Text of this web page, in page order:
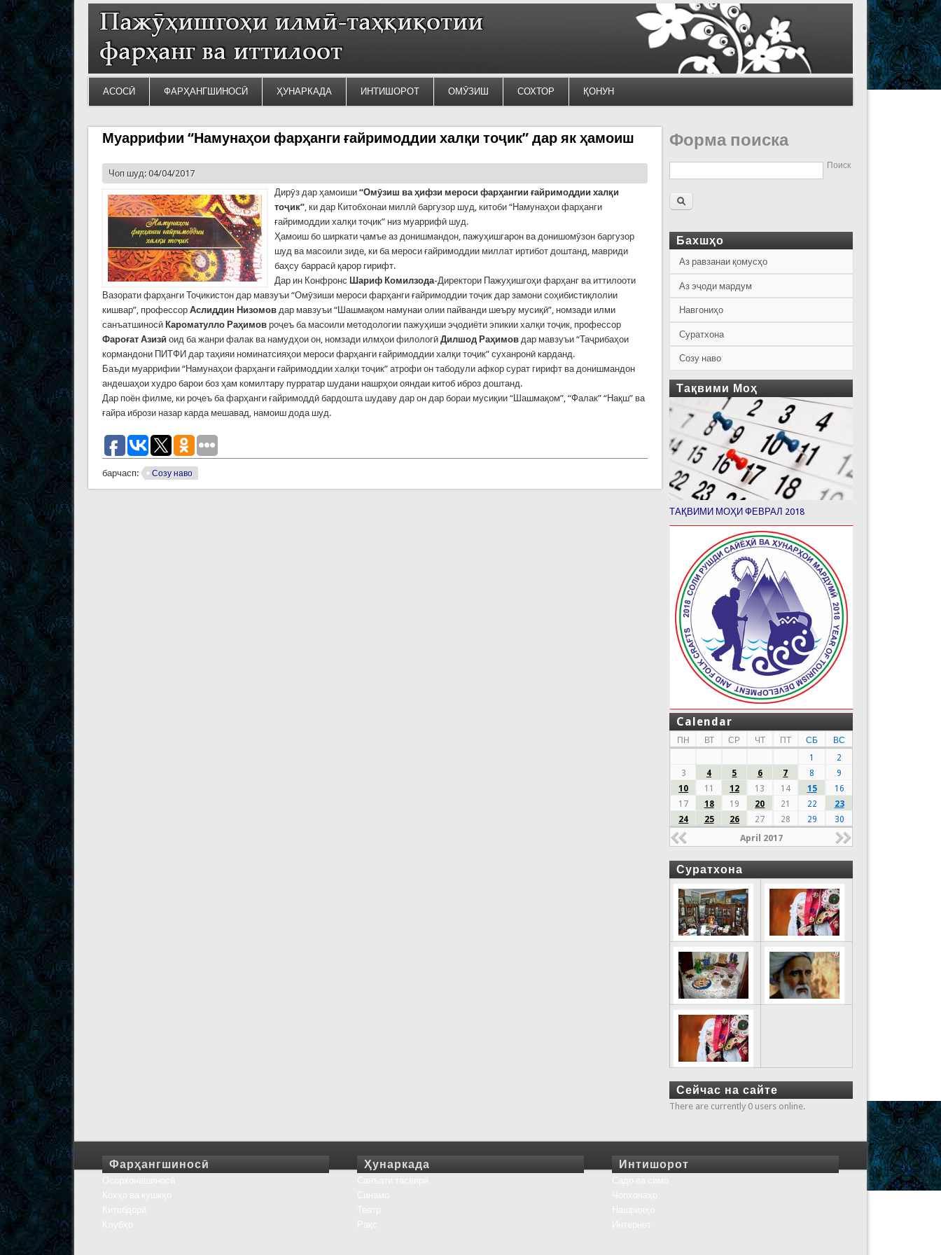
АСОСӢ ФАРҲАНГШИНОСӢ ҲУНАРКАДА ИНТИШОРОТ ОМӮЗИШ СОХТОР ҚОНУН
Муаррифии “Намунаҳои фарҳанги ғайримоддии халқи тоҷик” дар як ҳамоиш
Чоп шуд: 04/04/2017
Дирӯз дар ҳамоиши “Омӯзиш ва ҳифзи мероси фарҳангии ғайримоддии халқи
тоҷик”, ки дар Китобхонаи миллӣ баргузор шуд, китоби “Намунаҳои фарҳанги
ғайримоддии халқи тоҷик” низ муаррифӣ шуд.
Ҳамоиш бо ширкати ҷамъе аз донишмандон, пажуҳишгарон ва донишомӯзон баргузор
шуд ва масоили зиде, ки ба мероси ғайримоддии миллат иртибот доштанд, мавриди
баҳсу баррасӣ қарор гирифт.
Дар ин Конфронс Шариф Комилзода-Директори Пажуҳишгоҳи фарҳанг ва иттилооти
Вазорати фарҳанги Тоҷикистон дар мавзуъи “Омӯзиши мероси фарҳанги ғайримоддии тоҷик дар замони соҳибистиқлолии
кишвар”, профессор Аслиддин Низомовдар мавзуъи “Шашмақом намунаи олии пайванди шеъру мусиқӣ”, номзади илми
санъатшиносӣ Кароматулло Раҳимовроҷеъ ба масоили методологии пажуҳиши эҷодиёти эпикии халқи тоҷик, профессор
Фароғат Азизӣ оид ба жанри фалак ва намудҳои он, номзади илмҳои филологӣ Дилшод Раҳимовдар мавзуъи “Таҷрибаҳои
кормандони ПИТФИ дар таҳияи номинатсияҳои мероси фарҳанги ғайримоддии халқи тоҷик” суханронӣ карданд.
Баъди муаррифии “Намунаҳои фарҳанги ғайримоддии халқи тоҷик” атрофи он табодули афкор сурат гирифт ва донишмандон
андешаҳои худро барои боз ҳам комилтару пурратар шудани нашрҳои ояндаи китоб иброз доштанд.
Дар поён филме, ки роҷеъ ба фарҳанги ғайримоддӣ бардошта шудаву дар он дар бораи мусиқии “Шашмақом”, “Фалак” “Нақш” ва
ғайра ибрози назар карда мешавад, намоиш дода шуд.
барчасп: Созу наво
Форма поиска
Поиск
Бахшҳо
Аз равзанаи қомусҳо
Аз эҷоди мардум
Навгониҳо
Суратхона
Созу наво
Тақвими Моҳ
ТАҚВИМИ МОҲИ ФЕВРАЛ 2018
Calendar
ПН ВТ СР ЧТ ПТ СБ
ВС
1
2
3
4 5 6 7 8
9
10
11 12 13 14 15
16
17
18 19 20 21 22
23
24
25 26 27 28 29 30
April 2017
Суратхона
Сейчас на сайте
There are currently 0 users online.
Фарҳангшиносӣ Ҳунаркада Интишорот